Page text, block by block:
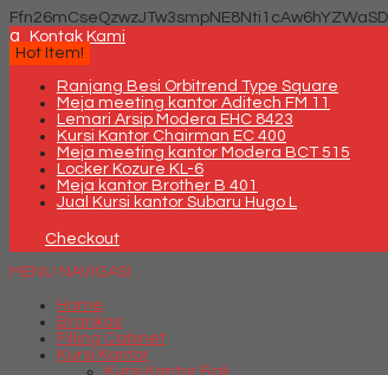
q
Kontak Kami
Hot Item!
Ranjang Besi Orbitrend Type Square
Meja meeting kantor Aditech FM 11
Lemari Arsip Modera EHC 8423
Kursi Kantor Chairman EC 400
Meja meeting kantor Modera BCT 515
Locker Kozure KL-6
Meja kantor Brother B 401
Jual Kursi kantor Subaru Hugo L
Checkout
MENU NAVIGASI
Home
Brankas
Filling Cabinet
Kursi Kantor
Kursi Kantor Bali